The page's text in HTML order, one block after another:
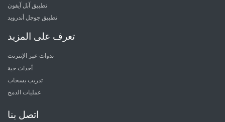
تطبيق آبل آيفون
تطبيق جوجل أندرويد
تعرف على المزيد
ندوات عبر الإنترنت
أحداث حية
تدريب بسحاب
عمليات الدمج
اتصل بنا